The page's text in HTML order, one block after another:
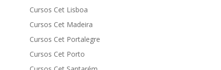
Cursos Cet Lisboa
Cursos Cet Madeira
Cursos Cet Portalegre
Cursos Cet Porto